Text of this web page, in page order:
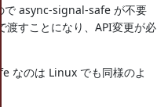
で async-signal-safe が不要
渡すことになり、API変更が必
なのは Linux でも同様のよ